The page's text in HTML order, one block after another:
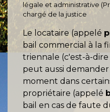
légale et administrative
chargé de la justice
Le locataire (appelé
bail commercial à la
triennale (c'est-à-dire
peut aussi
moment dans
propriétaire (appelé
bail en cas de faute